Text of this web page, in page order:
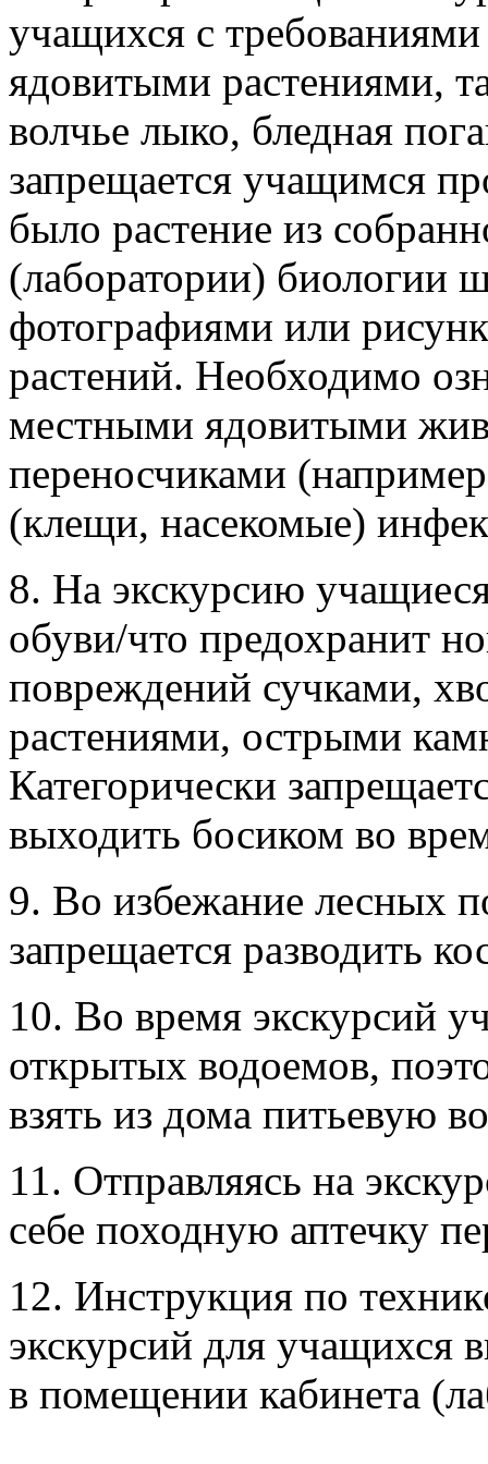
учащихся с
ядовитыми растениями,
волчье лыко, бледная
запрещается учащимся
было растение из
(лаборатории) биологии
фотографиями или
растений. Необходимо
местными ядовитыми
переносчиками
(клещи, насекомые)
8. На экскурсию
обуви/что предохранит
повреждений сучками,
растениями, острыми
Категорически
выходить босиком во
9. Во избежание лесных
запрещается разводить
10. Во время экскурсий
открытых водоемов,
взять из дома питьевую
11. Отправляясь на
себе походную аптечку
12. Инструкция по
экскурсий для учащихся
в помещении кабинета